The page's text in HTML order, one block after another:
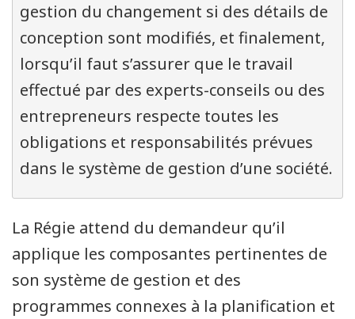
gestion du changement si des détails de
conception sont modifiés, et finalement,
lorsqu’il faut s’assurer que le travail
effectué par des experts-conseils ou des
entrepreneurs respecte toutes les
obligations et responsabilités prévues
dans le système de gestion d’une société.
La Régie attend du demandeur qu’il
applique les composantes pertinentes de
son système de gestion et des
programmes connexes à la planification et